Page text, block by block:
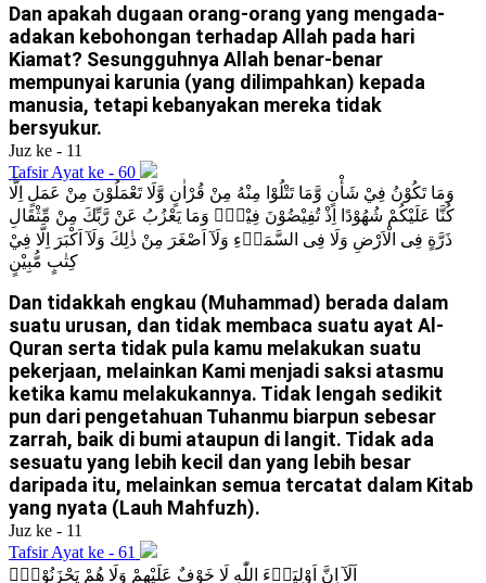
Dan apakah dugaan orang-orang yang mengada-
adakan kebohongan terhadap Allah pada hari
Kiamat? Sesungguhnya Allah benar-benar
mempunyai karunia (yang dilimpahkan) kepada
manusia, tetapi kebanyakan mereka tidak
bersyukur.
Juz ke - 11
Tafsir Ayat ke - 60
وَمَا تَكُوْنُ فِيْ شَأْنٍ وَّمَا تَتْلُوْا مِنْهُ مِنْ قُرْاٰنٍ وَّلَا تَعْمَلُوْنَ مِنْ عَمَلٍ اِلَّا
كُنَّا عَلَيْكُمْ شُهُوْدًا اِذْ تُفِيْضُوْنَ فِيْهِۗ وَمَا يَعْزُبُ عَنْ رَّبِّكَ مِنْ مِّثْقَالِ
ذَرَّةٍ فِى الْاَرْضِ وَلَا فِى السَّمَاۤءِ وَلَآ اَصْغَرَ مِنْ ذٰلِكَ وَلَآ اَكْبَرَ اِلَّا فِيْ
كِتٰبٍ مُّبِيْنٍ
Dan tidakkah engkau (Muhammad) berada dalam
suatu urusan, dan tidak membaca suatu ayat Al-
Quran serta tidak pula kamu melakukan suatu
pekerjaan, melainkan Kami menjadi saksi atasmu
ketika kamu melakukannya. Tidak lengah sedikit
pun dari pengetahuan Tuhanmu biarpun sebesar
zarrah, baik di bumi ataupun di langit. Tidak ada
sesuatu yang lebih kecil dan yang lebih besar
daripada itu, melainkan semua tercatat dalam Kitab
yang nyata (Lauh Mahfuzh).
Juz ke - 11
Tafsir Ayat ke - 61
اَلَآ اِنَّ اَوْلِيَاۤءَ اللّٰهِ لَا خَوْفٌ عَلَيْهِمْ وَلَا هُمْ يَحْزَنُوْنَۚ